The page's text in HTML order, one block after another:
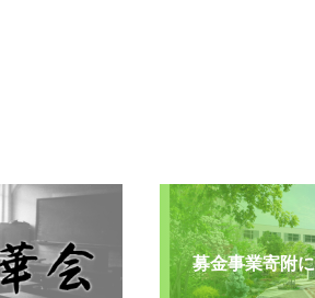
募金事業寄附